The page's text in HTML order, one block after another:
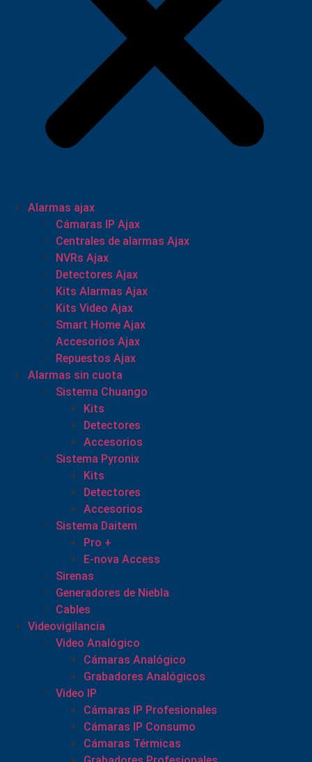
Alarmas ajax
Cámaras IP Ajax
Centrales de alarmas Ajax
NVRs Ajax
Detectores Ajax
Kits Alarmas Ajax
Kits Video Ajax
Smart Home Ajax
Accesorios Ajax
Repuestos Ajax
Alarmas sin cuota
Sistema Chuango
Kits
Detectores
Accesorios
Sistema Pyronix
Kits
Detectores
Accesorios
Sistema Daitem
Pro +
E-nova Access
Sirenas
Generadores de Niebla
Cables
Videovigilancia
Video Analógico
Cámaras Analógico
Grabadores Analógicos
Video IP
Cámaras IP Profesionales
Cámaras IP Consumo
Cámaras Térmicas